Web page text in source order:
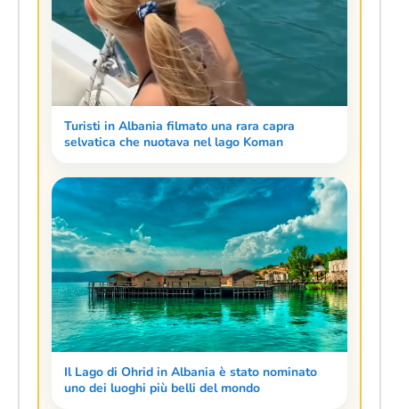
Turisti in Albania filmato una rara capra
selvatica che nuotava nel lago Koman
Il Lago di Ohrid in Albania è stato nominato
uno dei luoghi più belli del mondo